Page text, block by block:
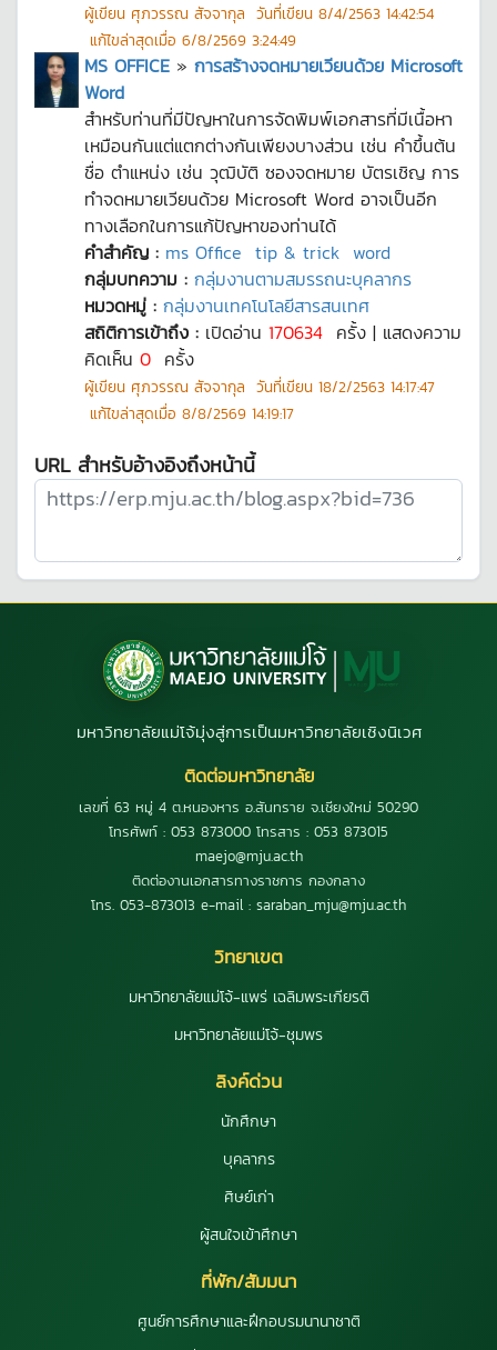
ผู้เขียน ศุภวรรณ สัจจากุล วันที่เขียน 8/4/2563 14:42:54
แก้ไขล่าสุดเมื่อ 6/8/2569 3:24:49
MS OFFICE » การสร้างจดหมายเวียนด้วย Microsoft
Word
สำหรับท่านที่มีปัญหาในการจัดพิมพ์เอกสารที่มีเนื้อหา
เหมือนกันแต่แตกต่างกันเพียงบางส่วน เช่น คำขึ้นต้น
ชื่อ ตำแหน่ง เช่น วุฒิบัติ ซองจดหมาย บัตรเชิญ การ
ทำจดหมายเวียนด้วย Microsoft Word อาจเป็นอีก
ทางเลือกในการแก้ปัญหาของท่านได้
คำสำคัญ : ms Office tip & trick word
กลุ่มบทความ : กลุ่มงานตามสมรรถนะบุคลากร
หมวดหมู่ : กลุ่มงานเทคโนโลยีสารสนเทศ
สถิติการเข้าถึง : เปิดอ่าน 170634 ครั้ง | แสดงความ
คิดเห็น 0 ครั้ง
ผู้เขียน ศุภวรรณ สัจจากุล วันที่เขียน 18/2/2563 14:17:47
แก้ไขล่าสุดเมื่อ 8/8/2569 14:19:17
URL สำหรับอ้างอิงถึงหน้านี้
มหาวิทยาลัยแม่โจ้มุ่งสู่การเป็นมหาวิทยาลัยเชิงนิเวศ
ติดต่อมหาวิทยาลัย
เลขที่ 63 หมู่ 4 ต.หนองหาร อ.สันทราย จ.เชียงใหม่ 50290
โทรศัพท์ : 053 873000 โทรสาร : 053 873015
maejo@mju.ac.th
ติดต่องานเอกสารทางราชการ กองกลาง
โทร. 053-873013 e-mail : saraban_mju@mju.ac.th
วิทยาเขต
มหาวิทยาลัยแม่โจ้-แพร่ เฉลิมพระเกียรติ
มหาวิทยาลัยแม่โจ้-ชุมพร
ลิงค์ด่วน
นักศึกษา
บุคลากร
ศิษย์เก่า
ผู้สนใจเข้าศึกษา
ที่พัก/สัมมนา
ศูนย์การศึกษาและฝึกอบรมนานาชาติ